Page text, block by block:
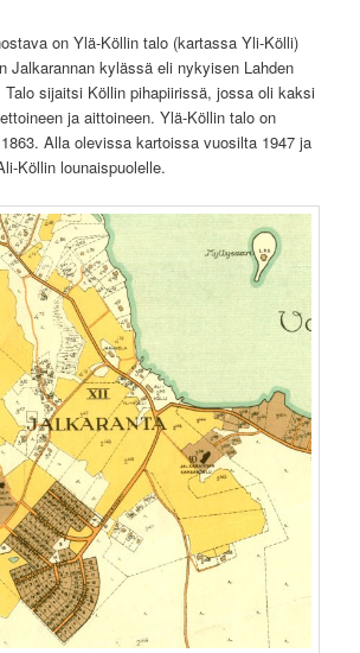
on Ylä-Köllin talo (kartassa Yli-Kölli)
Jalkarannan kylässä eli nykyisen Lahden
Talo sijaitsi Köllin pihapiirissä, jossa oli kaksi
ja aittoineen. Ylä-Köllin talo on
Alla olevissa kartoissa vuosilta 1947 ja
Köllin lounaispuolelle.